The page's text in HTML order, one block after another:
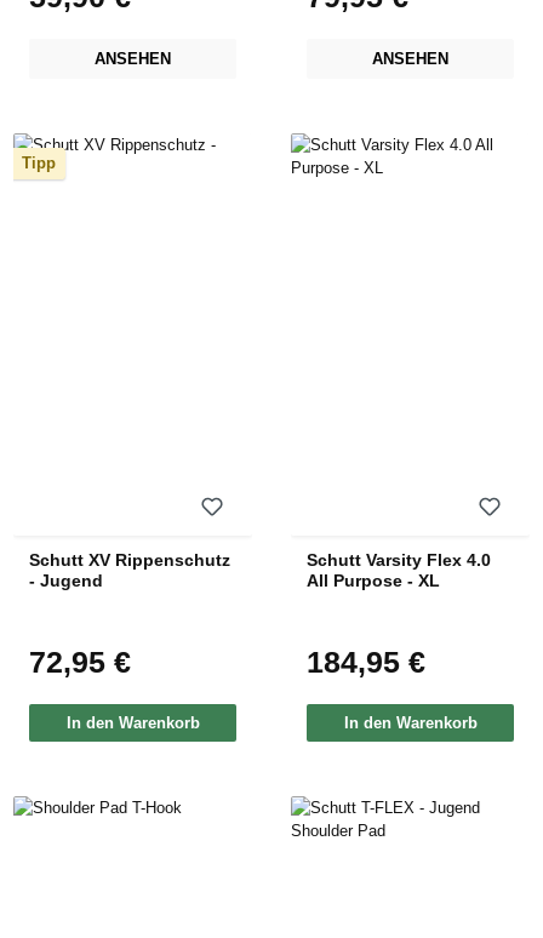
ANSEHEN ANSEHEN
Tipp
Schutt XV Rippenschutz
- Jugend
Regulärer Preis:
72,95 €
In den Warenkorb
Schutt Varsity Flex 4.0
All Purpose - XL
Regulärer Preis:
184,95 €
In den Warenkorb